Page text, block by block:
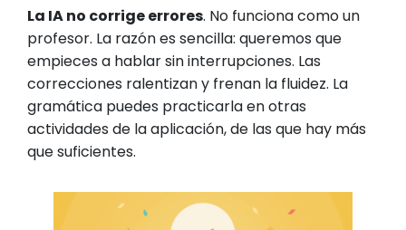
La IA no corrige errores. No funciona como un
profesor. La razón es sencilla: queremos que
empieces a hablar sin interrupciones. Las
correcciones ralentizan y frenan la fluidez. La
gramática puedes practicarla en otras
actividades de la aplicación, de las que hay más
que suficientes.